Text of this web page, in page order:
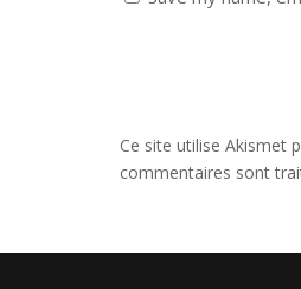
Ce site utilise Akismet
commentaires sont